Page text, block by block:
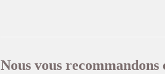
Nous vous recommandons